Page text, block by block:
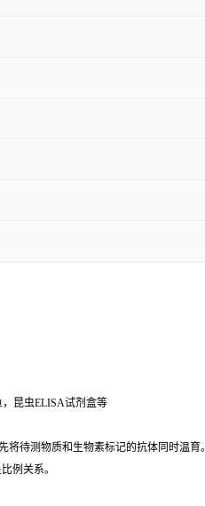
昆虫ELISA试剂盒等
待测物质和生物素标记的抗体同时温育
例关系。